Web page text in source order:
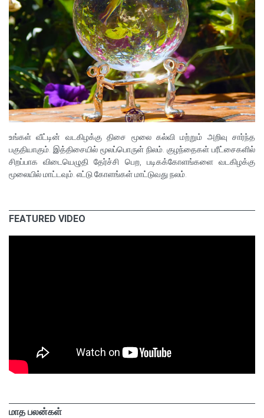
உங்கள் வீட்டின் வடகிழக்கு திசை மூலை கல்வி மற்றும் அறிவு சார்ந்த
பகுதியாகும். இத்திசையில் மூலப்பொருள் நிலம். குழந்தைகள் பரீட்சைகளில்
சிறப்பாக விடையெழுதி தேர்ச்சி பெற, படிகக்கோளங்களை வடகிழக்கு
மூலையில் மாட்டவும். எட்டு கோளங்கள் மாட்டுவது நலம்.
FEATURED VIDEO
மாத பலன்கள்